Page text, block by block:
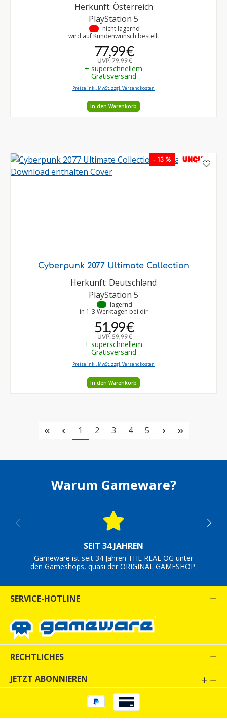
Herkunft: Österreich
PlayStation 5
nicht lagernd
wird auf Kundenwunsch bestellt
77,99 €
UVP: 79,99 €
+ superschnellem
Gratisversand
Preise inkl. MwSt. zzgl. Versandkosten
In den Warenkorb
- 13 % UNCUT
Cyberpunk 2077 Ultimate Collection
Herkunft: Deutschland
PlayStation 5
lagernd
in 1-3 Werktagen bei dir
51,99 €
UVP:59,99 €
+ superschnellem
Gratisversand
Preise inkl. MwSt. zzgl. Versandkosten
In den Warenkorb
Seite
1 Seite
2 Seite
3 Seite
4 Seite
5
Warum Gameware?
SEIT 34 JAHREN
Gameware ist seit 34 Jahren THE REAL OG unter
den Gameshops, quasi der ORIGINAL GAMESHOP.
SERVICE-HOTLINE
RECHTLICHES
JETZT ABONNIEREN